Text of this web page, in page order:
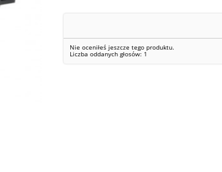
Nie oceniłeś jeszcze tego produktu.
Liczba oddanych głosów: 1